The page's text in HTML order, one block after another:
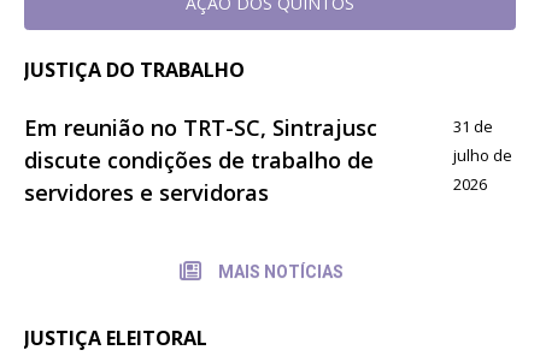
JUSTIÇA DO TRABALHO
Em reunião no TRT-SC, Sintrajusc
discute condições de trabalho de
servidores e servidoras
31 de
julho de
2026
MAIS NOTÍCIAS
JUSTIÇA ELEITORAL